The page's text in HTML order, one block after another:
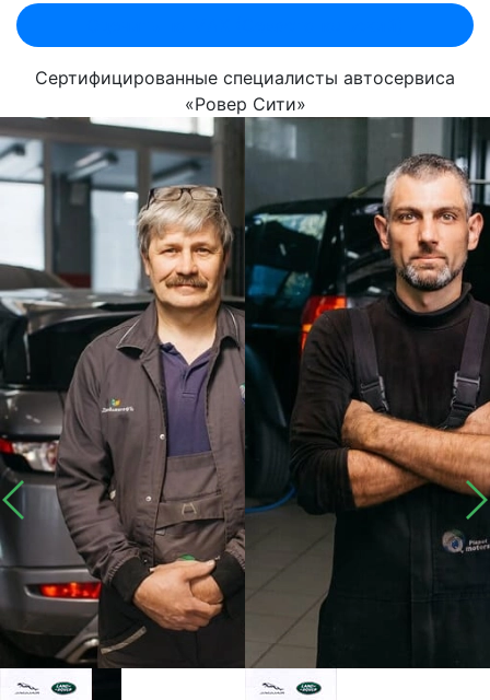
Сертифицированные специалисты автосервиса
«Ровер Сити»